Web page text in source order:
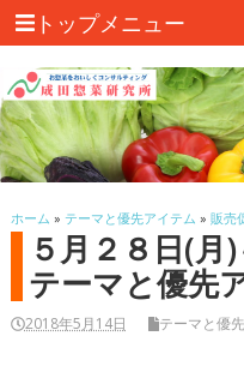
トップメニュー
ホーム » テーマと優先アイテム » 販売
５月２８日(月
テーマと優先
2018年5月14日 テーマと優